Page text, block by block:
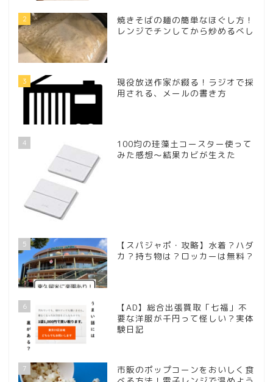
2
焼きそばの麺の簡単なほぐし方！
レンジでチンしてから炒めるべし
3
現役放送作家が綴る！ラジオで採
用される、メールの書き方
4
100均の珪藻土コースター使って
みた感想～結果カビが生えた
5
【スパジャポ・攻略】水着？ハダ
カ？持ち物は？ロッカーは無料？
6
【AD】総合出張買取「七福」不
要な洋服が千円って怪しい？実体
験日記
7
市販のポップコーンをおいしく食